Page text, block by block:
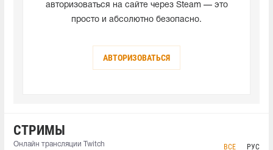
авторизоваться на сайте через Steam — это
просто и абсолютно безопасно.
АВТОРИЗОВАТЬСЯ
СТРИМЫ
Онлайн трансляции Twitch ВСЕ РУС